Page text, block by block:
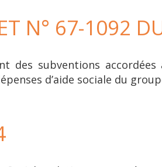
N° 67-1092
subventions accordées
d’aide sociale du